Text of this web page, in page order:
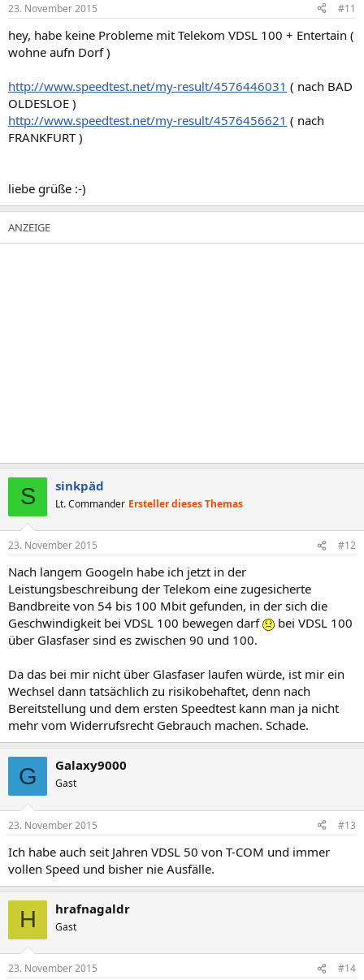
23. November 2015 #11
hey, habe keine Probleme mit Telekom VDSL 100 + Entertain (
wohne aufn Dorf )
http://www.speedtest.net/my-result/4576446031 ( nach BAD
OLDESLOE )
http://www.speedtest.net/my-result/4576456621 ( nach
FRANKFURT )
liebe grüße :-)
S sinkpäd
Lt. Commander Ersteller dieses Themas
23. November 2015 #12
Nach langem Googeln habe ich jetzt in der
Leistungsbeschreibung der Telekom eine zugesicherte
Bandbreite von 54 bis 100 Mbit gefunden, in der sich die
Geschwindigkeit bei VDSL 100 bewegen darf
bei VDSL 100
über Glasfaser sind es zwischen 90 und 100.
Da das bei mir nicht über Glasfaser laufen würde, ist mir ein
Wechsel dann tatsächlich zu risikobehaftet, denn nach
Bereitstellung und dem ersten Speedtest kann man ja nicht
mehr vom Widerrufsrecht Gebrauch machen. Schade.
G Galaxy9000
Gast
23. November 2015 #13
Ich habe auch seit Jahren VDSL 50 von T-COM und immer
vollen Speed und bisher nie Ausfälle.
H hrafnagaldr
Gast
23. November 2015 #14